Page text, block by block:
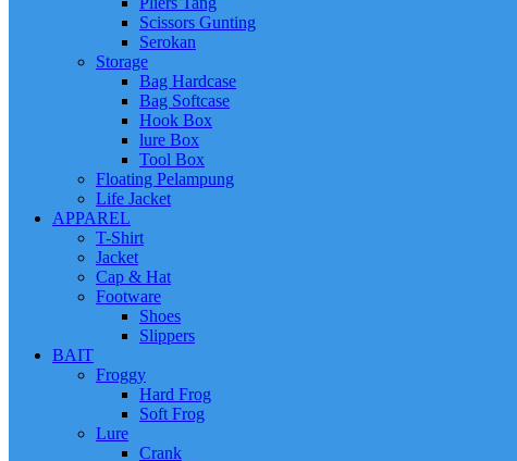
Scissors Gunting
Serokan
Storage
Bag Hardcase
Bag Softcase
Hook Box
lure Box
Tool Box
Floating Pelampung
Life Jacket
APPAREL
T-Shirt
Jacket
Cap & Hat
Footware
Shoes
Slippers
BAIT
Froggy
Hard Frog
Soft Frog
Lure
Crank